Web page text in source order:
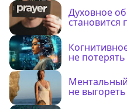
Духовное
становится
не
не